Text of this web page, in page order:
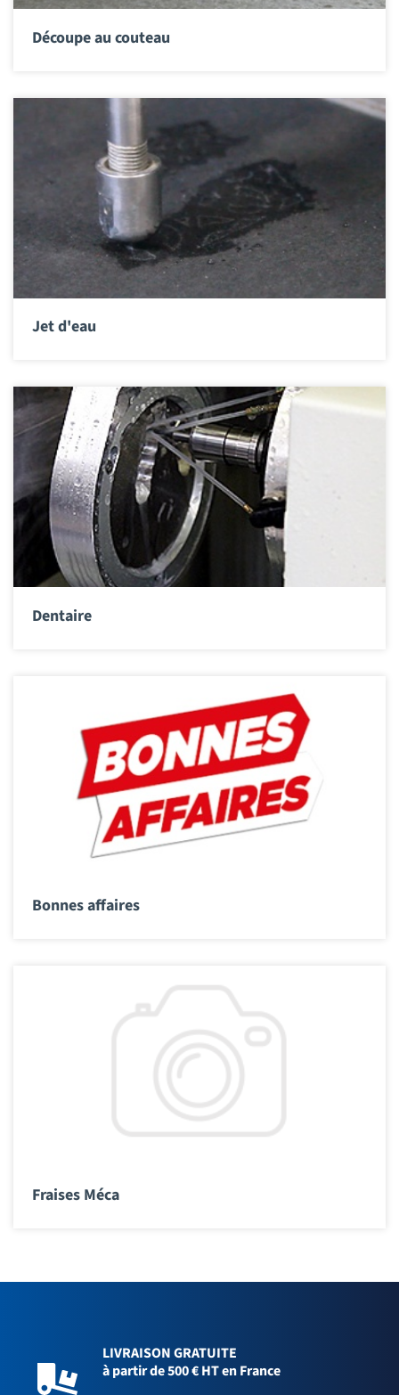
Découpe au couteau
Jet d'eau
Dentaire
Bonnes affaires
Fraises Méca
LIVRAISON GRATUITE
à partir de 500 € HT en France